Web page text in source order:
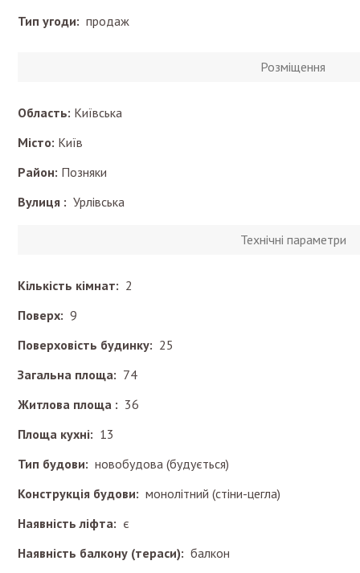
Тип угоди: продаж
Розміщення
Область: Київська
Місто: Київ
Район: Позняки
Вулиця : Урлівська
Технічні параметри
Кількість кімнат: 2
Поверх: 9
Поверховість будинку: 25
Загальна площа: 74
Житлова площа : 36
Площа кухні: 13
Тип будови: новобудова (будується)
Конструкція будови: монолітний (стіни-цегла)
Наявність ліфта: є
Наявність балкону (тераси): балкон